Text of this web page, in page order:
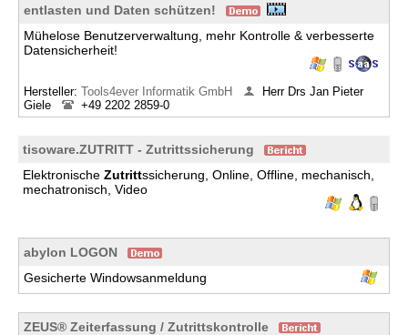
entlasten und Daten schützen!
Mühelose Benutzerverwaltung, mehr Kontrolle & verbesserte
Datensicherheit!
Hersteller: Tools4ever Informatik GmbH
Herr Drs Jan Pieter
Giele
+49 2202 2859-0
tisoware.ZUTRITT - Zutrittssicherung
Elektronische Zutrittssicherung, Online, Offline, mechanisch,
mechatronisch, Video
abylon LOGON
Gesicherte Windowsanmeldung
ZEUS® Zeiterfassung / Zutrittskontrolle